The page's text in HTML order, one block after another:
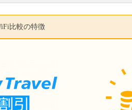
比較の特徴